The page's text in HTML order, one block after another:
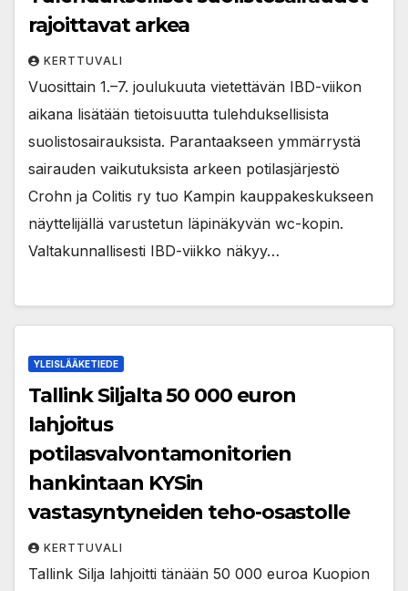
rajoittavat arkea
KERTTUVALI
Vuosittain 1.–7. joulukuuta vietettävän IBD-viikon
aikana lisätään tietoisuutta tulehduksellisista
suolistosairauksista. Parantaakseen ymmärrystä
sairauden vaikutuksista arkeen potilasjärjestö
Crohn ja Colitis ry tuo Kampin kauppakeskukseen
näyttelijällä varustetun läpinäkyvän wc-kopin.
Valtakunnallisesti IBD-viikko näkyy…
YLEISLÄÄKETIEDE
Tallink Siljalta 50 000 euron
lahjoitus
potilasvalvontamonitorien
hankintaan KYSin
vastasyntyneiden teho-osastolle
KERTTUVALI
Tallink Silja lahjoitti tänään 50 000 euroa Kuopion